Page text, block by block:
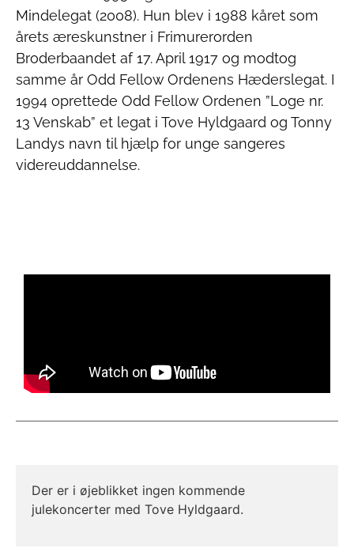
Mindelegat (2008). Hun blev i 1988 kåret som
årets æreskunstner i Frimurerorden
Broderbaandet af 17. April 1917 og modtog
samme år Odd Fellow Ordenens Hæderslegat. I
1994 oprettede Odd Fellow Ordenen ”Loge nr.
13 Venskab” et legat i Tove Hyldgaard og Tonny
Landys navn til hjælp for unge sangeres
videreuddannelse.
Der er i øjeblikket ingen kommende
julekoncerter med Tove Hyldgaard.